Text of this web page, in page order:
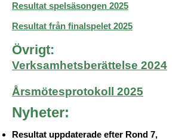
Resultat spelsäsongen 2025
Resultat från finalspelet 2025
Övrigt:
Verksamhetsberättelse 2024
Årsmötesprotokoll 2025
Nyheter:
Resultat uppdaterade efter Rond 7,